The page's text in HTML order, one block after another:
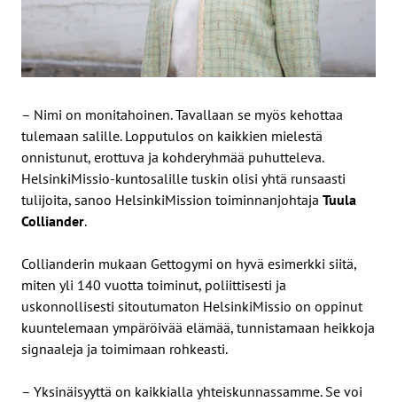
– Nimi on monitahoinen. Tavallaan se myös kehottaa
tulemaan salille. Lopputulos on kaikkien mielestä
onnistunut, erottuva ja kohderyhmää puhutteleva.
HelsinkiMissio-kuntosalille tuskin olisi yhtä runsaasti
tulijoita, sanoo HelsinkiMission toiminnanjohtaja Tuula
Colliander.
Collianderin mukaan Gettogymi on hyvä esimerkki siitä,
miten yli 140 vuotta toiminut, poliittisesti ja
uskonnollisesti sitoutumaton HelsinkiMissio on oppinut
kuuntelemaan ympäröivää elämää, tunnistamaan heikkoja
signaaleja ja toimimaan rohkeasti.
– Yksinäisyyttä on kaikkialla yhteiskunnassamme. Se voi